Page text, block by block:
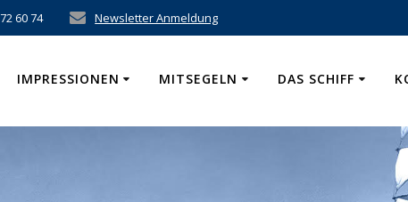
60 74 Newsletter Anmeldung
IMPRESSIONEN MITSEGELN DAS SCHIFF